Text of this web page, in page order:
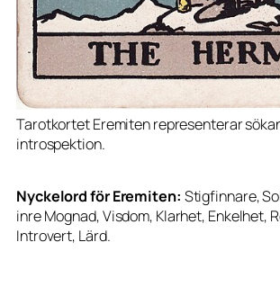
Tarotkortet Eremiten representerar
introspektion.
Nyckelord för Eremiten: Stigfinnare,
inre Mognad, Visdom, Klarhet, Enkelhet,
Introvert, Lärd.